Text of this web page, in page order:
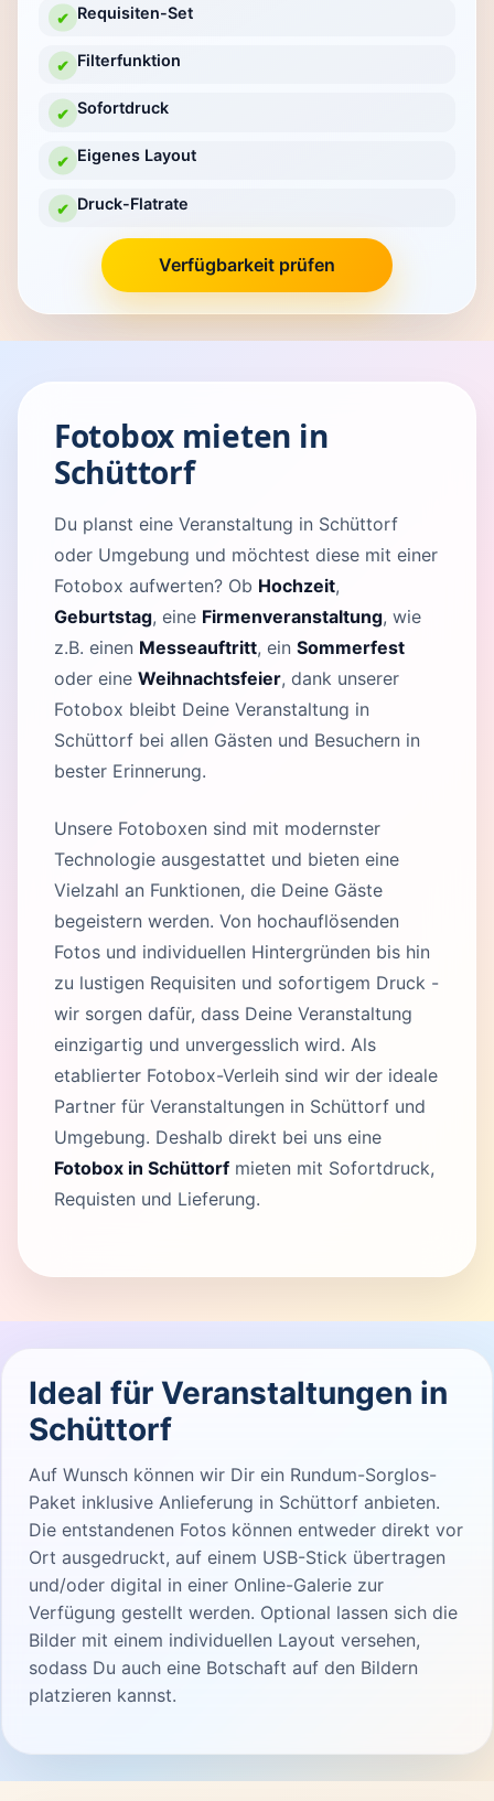
✔ Requisiten-Set
✔ Filterfunktion
✔ Sofortdruck
✔ Eigenes Layout
✔ Druck-Flatrate
Verfügbarkeit prüfen
Fotobox mieten in
Schüttorf
Du planst eine Veranstaltung in Schüttorf
oder Umgebung und möchtest diese mit einer
Fotobox aufwerten? Ob Hochzeit,
Geburtstag, eine Firmenveranstaltung, wie
z.B. einen Messeauftritt, ein Sommerfest
oder eine Weihnachtsfeier, dank unserer
Fotobox bleibt Deine Veranstaltung in
Schüttorf bei allen Gästen und Besuchern in
bester Erinnerung.
Unsere Fotoboxen sind mit modernster
Technologie ausgestattet und bieten eine
Vielzahl an Funktionen, die Deine Gäste
begeistern werden. Von hochauflösenden
Fotos und individuellen Hintergründen bis hin
zu lustigen Requisiten und sofortigem Druck -
wir sorgen dafür, dass Deine Veranstaltung
einzigartig und unvergesslich wird. Als
etablierter Fotobox-Verleih sind wir der ideale
Partner für Veranstaltungen in Schüttorf und
Umgebung. Deshalb direkt bei uns eine
Fotobox in Schüttorf mieten mit Sofortdruck,
Requisten und Lieferung.
Ideal für Veranstaltungen in
Schüttorf
Auf Wunsch können wir Dir ein Rundum-Sorglos-
Paket inklusive Anlieferung in Schüttorf anbieten.
Die entstandenen Fotos können entweder direkt vor
Ort ausgedruckt, auf einem USB-Stick übertragen
und/oder digital in einer Online-Galerie zur
Verfügung gestellt werden. Optional lassen sich die
Bilder mit einem individuellen Layout versehen,
sodass Du auch eine Botschaft auf den Bildern
platzieren kannst.